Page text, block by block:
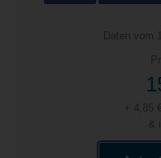
Daten vom
+ 4,85
&